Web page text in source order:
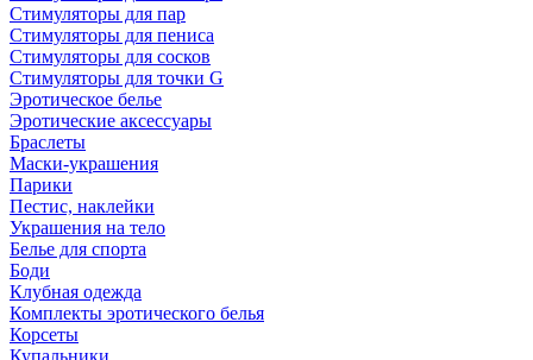
Стимуляторы для пар
Стимуляторы для пениса
Стимуляторы для сосков
Стимуляторы для точки G
Эротическое белье
Эротические аксессуары
Браслеты
Маски-украшения
Парики
Пестис, наклейки
Украшения на тело
Белье для спорта
Боди
Клубная одежда
Комплекты эротического белья
Корсеты
Купальники